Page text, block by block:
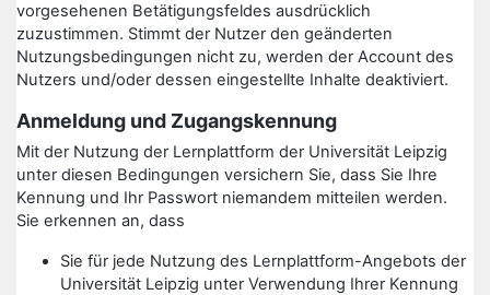
vorgesehenen Betätigungsfeldes ausdrücklich
zuzustimmen. Stimmt der Nutzer den geänderten
Nutzungsbedingungen nicht zu, werden der Account des
Nutzers und/oder dessen eingestellte Inhalte deaktiviert.
Anmeldung und Zugangskennung
Mit der Nutzung der Lernplattform der Universität Leipzig
unter diesen Bedingungen versichern Sie, dass Sie Ihre
Kennung und Ihr Passwort niemandem mitteilen werden.
Sie erkennen an, dass
Sie für jede Nutzung des Lernplattform-Angebots der
Universität Leipzig unter Verwendung Ihrer Kennung